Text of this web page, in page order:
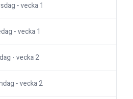
- vecka1
- vecka1
- vecka2
- vecka2